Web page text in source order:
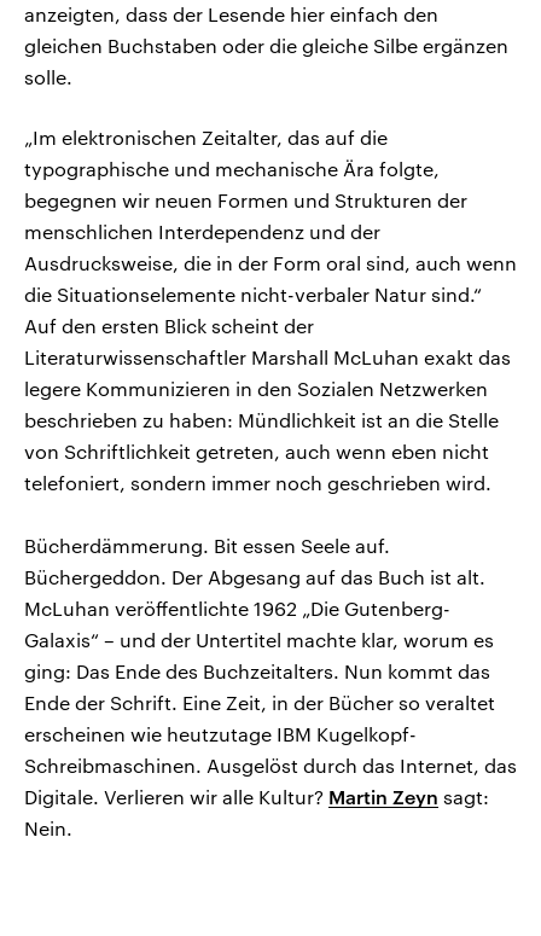
anzeigten, dass der Lesende hier einfach den
gleichen Buchstaben oder die gleiche Silbe ergänzen
solle.
„Im elektronischen Zeitalter, das auf die
typographische und mechanische Ära folgte,
begegnen wir neuen Formen und Strukturen der
menschlichen Interdependenz und der
Ausdrucksweise, die in der Form oral sind, auch wenn
die Situationselemente nicht-verbaler Natur sind.“
Auf den ersten Blick scheint der
Literaturwissenschaftler Marshall McLuhan exakt das
legere Kommunizieren in den Sozialen Netzwerken
beschrieben zu haben: Mündlichkeit ist an die Stelle
von Schriftlichkeit getreten, auch wenn eben nicht
telefoniert, sondern immer noch geschrieben wird.
Bücherdämmerung. Bit essen Seele auf.
Büchergeddon. Der Abgesang auf das Buch ist alt.
McLuhan veröffentlichte 1962 „Die Gutenberg-
Galaxis“ – und der Untertitel machte klar, worum es
ging: Das Ende des Buchzeitalters. Nun kommt das
Ende der Schrift. Eine Zeit, in der Bücher so veraltet
erscheinen wie heutzutage IBM Kugelkopf-
Schreibmaschinen. Ausgelöst durch das Internet, das
Digitale. Verlieren wir alle Kultur? Martin Zeyn sagt:
Nein.